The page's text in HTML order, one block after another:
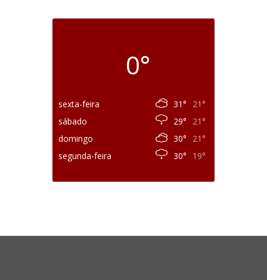
0°
sexta-feira 31°
21°
sábado
29°
21°
domingo
30°
21°
segunda-feira
30° 19°